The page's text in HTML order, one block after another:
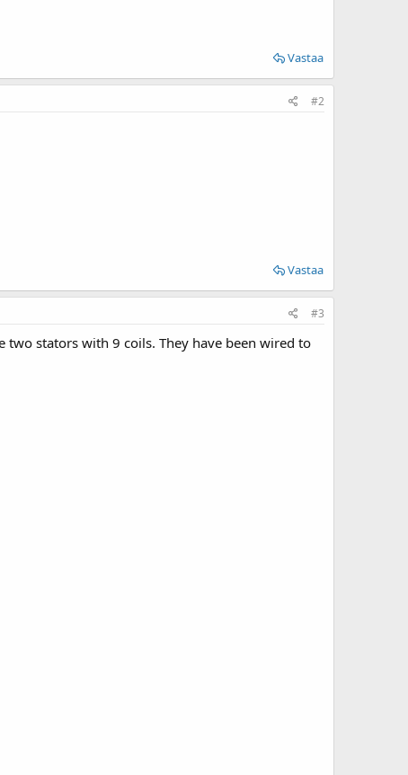
Vastaa
#2
Vastaa
#3
stators with 9 coils. They have been wired to